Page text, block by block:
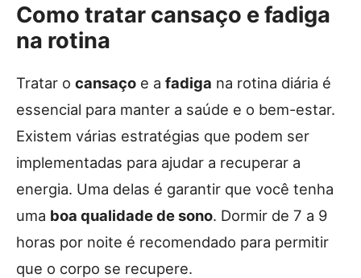
Como tratar cansaço e fadiga
na rotina
Tratar o cansaço e a fadiga na rotina diária é
essencial para manter a saúde e o bem-estar.
Existem várias estratégias que podem ser
implementadas para ajudar a recuperar a
energia. Uma delas é garantir que você tenha
uma boa qualidade de sono. Dormir de 7 a 9
horas por noite é recomendado para permitir
que o corpo se recupere.